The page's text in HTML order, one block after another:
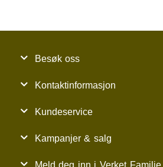
Besøk oss
Kontaktinformasjon
Kundeservice
Kampanjer & salg
Meld deg inn i Verket Familie